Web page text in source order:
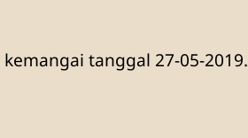
tanggal 27-05-2019.